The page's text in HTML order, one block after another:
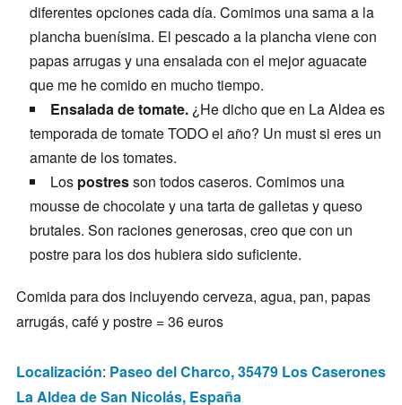
diferentes opciones cada día. Comimos una sama a la
plancha buenísima. El pescado a la plancha viene con
papas arrugas y una ensalada con el mejor aguacate
que me he comido en mucho tiempo.
Ensalada de tomate. ¿He dicho que en La Aldea es
temporada de tomate TODO el año? Un must si eres un
amante de los tomates.
Los postresson todos caseros. Comimos una
mousse de chocolate y una tarta de galletas y queso
brutales. Son raciones generosas, creo que con un
postre para los dos hubiera sido suficiente.
Comida para dos incluyendo cerveza, agua, pan, papas
arrugás, café y postre = 36 euros
Localización: Paseo del Charco, 35479 Los Caserones
La Aldea de San Nicolás, España